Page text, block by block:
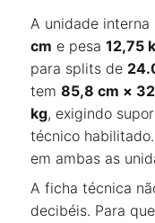
A unidade interna
cm e pesa 12,75
para splits de
tem 85,8 cm ×
kg, exigindo
técnico
em ambas as
A ficha técnica
decibéis. Para